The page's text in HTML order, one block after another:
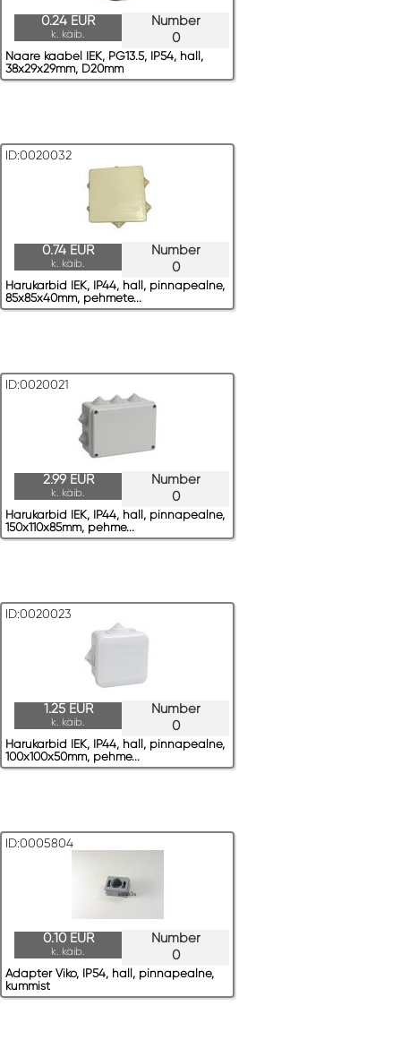
Number
0
0.24 EUR
k. käib.
Naare kaabel IEK, PG13.5, IP54, hall,
38x29x29mm, D20mm
ID:0020032
Number
0
0.74 EUR
k. käib.
Harukarbid IEK, IP44, hall, pinnapealne,
85x85x40mm, pehmete...
ID:0020021
Number
0
2.99 EUR
k. käib.
Harukarbid IEK, IP44, hall, pinnapealne,
150x110x85mm, pehme...
ID:0020023
Number
0
1.25 EUR
k. käib.
Harukarbid IEK, IP44, hall, pinnapealne,
100x100x50mm, pehme...
ID:0005804
Number
0
0.10 EUR
k. käib.
Adapter Viko, IP54, hall, pinnapealne,
kummist